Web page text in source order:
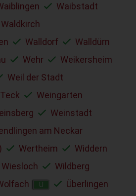
Waibstadt
Waldkirch
Walldorf
Walldürn
Wehr
Weikersheim
Weil der Stadt
Weingarten
Weinstadt
am Neckar
Wertheim
Widdern
Wiesloch
Wildberg
Ü Überlingen